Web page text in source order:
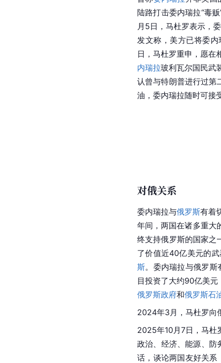
陆路打击委内瑞拉“毒贩
月5日，马杜罗表示，
发文称，美方已将委
日，马杜罗重申，愿在
内瑞拉玻利瓦尔国民武
认曾与特朗普进行过第
油，委内瑞拉随时可接
对俄关系
委内瑞拉与俄罗斯有着
年间，两国在诸多重大
终支持俄罗斯的国家之
了价值近40亿美元的
斯。委内瑞拉与俄罗
目投资了大约90亿美
俄罗斯政府和俄罗斯石
2024年3月，马杜罗向
2025年10月7日，马杜
政治、经济、能源、防
话，谈论两国友好关系